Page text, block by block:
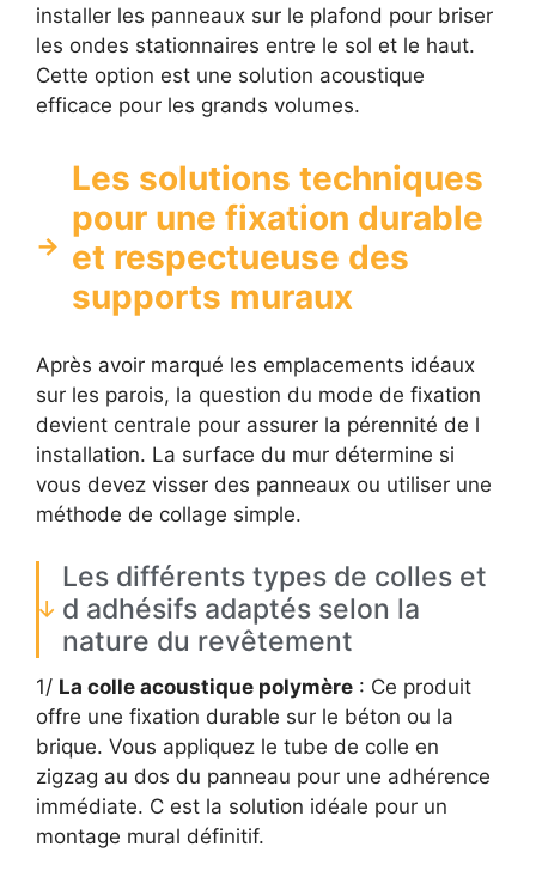
installer les panneaux sur le plafond pour briser
les ondes stationnaires entre le sol et le haut.
Cette option est une solution acoustique
efficace pour les grands volumes.
Les solutions techniques
pour une fixation durable
et respectueuse des
supports muraux
Après avoir marqué les emplacements idéaux
sur les parois, la question du mode de fixation
devient centrale pour assurer la pérennité de l
installation. La surface du mur détermine si
vous devez visser des panneaux ou utiliser une
méthode de collage simple.
Les différents types de colles et
d adhésifs adaptés selon la
nature du revêtement
1/ La colle acoustique polymère : Ce produit
offre une fixation durable sur le béton ou la
brique. Vous appliquez le tube de colle en
zigzag au dos du panneau pour une adhérence
immédiate. C est la solution idéale pour un
montage mural définitif.